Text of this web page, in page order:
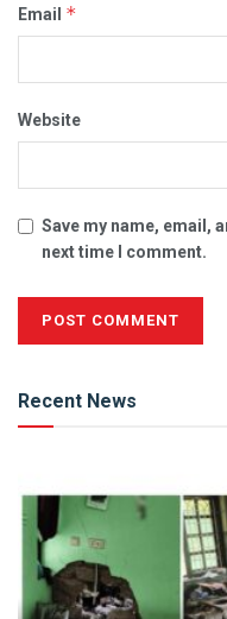
Email *
Website
Save my name, email,
next time I comment.
Recent News